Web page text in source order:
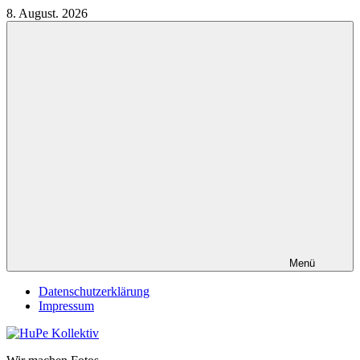
Zum
Inhalt
8. August. 2026
Menü
Datenschutzerklärung
Impressum